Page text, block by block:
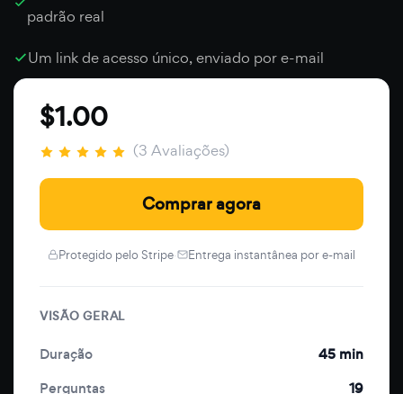
padrão real
Um link de acesso único, enviado por e-mail
$1.00
(3 Avaliações)
Comprar agora
Protegido pelo Stripe· Entrega instantânea por e-mail
VISÃO GERAL
Duração
45 min
Perguntas
19